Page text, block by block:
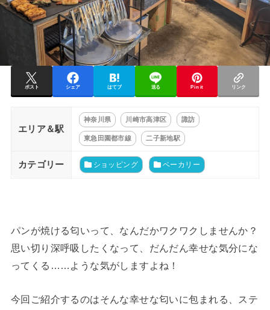
ポスト シェア はてブ 送る Pin it リンク
エリア＆駅
神奈川県 川崎市高津区 諏訪
東急田園都市線 二子新地駅
カテゴリー ショッピング ベーカリー
パンが焼ける匂いって、なんだかワクワクしませんか？
思い切り深呼吸したくなって、だんだん幸せな気分にな
ってくる……ような気がしますよね！
今回ご紹介するのはそんな幸せな匂いに包まれる、ステ